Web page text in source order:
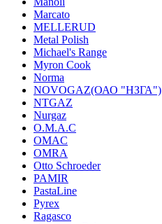
Marcato
MELLERUD
Metal Polish
Michael's Range
Myron Cook
Norma
NOVOGAZ(ОАО "НЗГА")
NTGAZ
Nurgaz
O.M.A.C
OMAC
OMRA
Otto Schroeder
PAMIR
PastaLine
Pyrex
Ragasco